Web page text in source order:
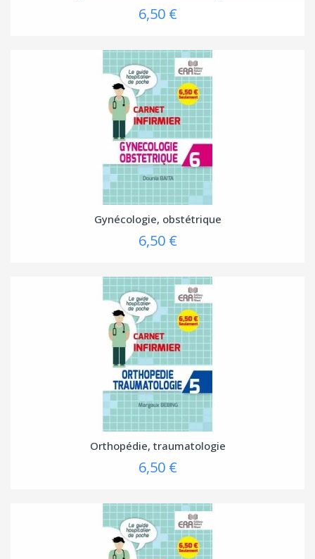
6,50 €
Gynécologie, obstétrique
6,50 €
Orthopédie, traumatologie
6,50 €